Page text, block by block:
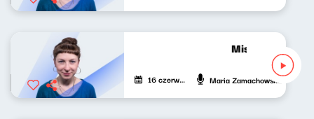
Mistrzowie
16 czerwca 2024 Maria Zamachowska